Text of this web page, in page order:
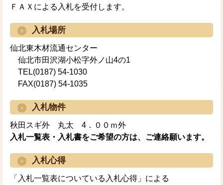
ＦＡＸによる入札を受付します。
入札場所
仙北東木材流通センター
仙北市田沢湖小松字外ノ山4の1
TEL(0187) 54-1030
FAX(0187) 54-1035
入札物件
秋田スギ外 丸太 4．００ｍ外
入札一覧表・入札書をご希望の方は、ご連絡願います。
入札心得
「入札一覧表についている入札心得」による